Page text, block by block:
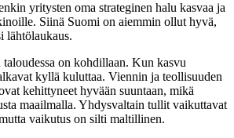
yritysten oma strateginen halu kasvaa ja
Siinä Suomi on aiemmin ollut hyvä,
lähtölaukaus.
on kohdillaan. Kun kasvu
kyllä kuluttaa. Viennin ja teollisuuden
kehittyneet hyvään suuntaan, mikä
maailmalla. Yhdysvaltain tullit vaikuttavat
vaikutus on silti maltillinen.